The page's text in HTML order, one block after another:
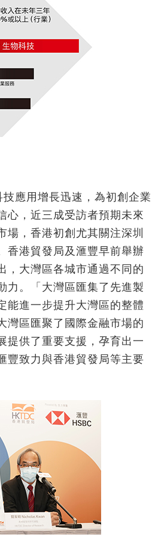
應用增長迅速，為初創企業
心，近三成受訪者預期未來
場，香港初創尤其關注深圳
香港貿發局及滙豐早前舉辦
，大灣區各城市通過不同的
力。「大灣區匯集了先進製
能進一步提升大灣區的整體
灣區匯聚了國際金融市場的
提供了重要支援，孕育出一
豐致力與香港貿發局等主要